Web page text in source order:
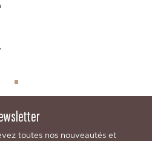
toutes nos nouveautés et